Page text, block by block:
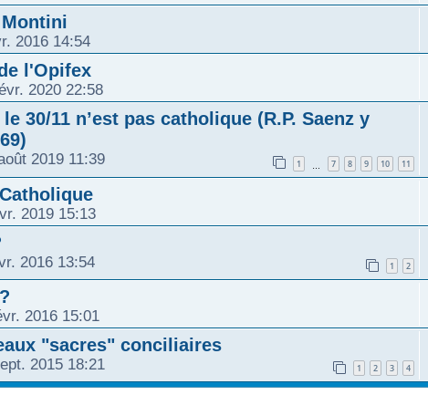
2016 14:54
l'Opifex
2020 22:58
30/11 n’est pas catholique (R.P. Saenz y
2019 11:39 1 7 8 9 10 11
2019 15:13
2016 13:54 1 2
2016 15:01
"sacres" conciliaires
2015 18:21 1 2 3 4